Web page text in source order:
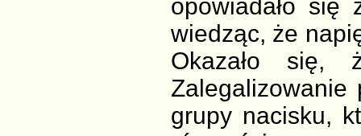
opowiadało się
wiedząc, że
Okazało się,
Zalegalizowanie
grupy nacisku,